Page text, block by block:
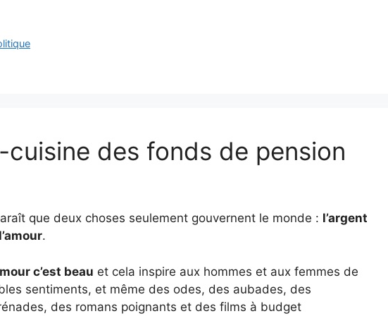
cuisine des fonds de pension
que deux choses seulement gouvernent le monde : l’argent
.
c’est beau et cela inspire aux hommes et aux femmes de
sentiments, et même des odes, des aubades, des
des romans poignants et des films à budget